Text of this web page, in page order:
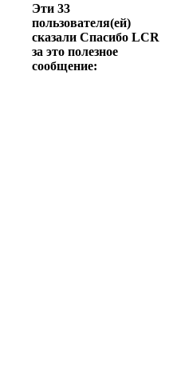
Эти 33
пользователя(ей)
сказали Спасибо LCR
за это полезное
сообщение: